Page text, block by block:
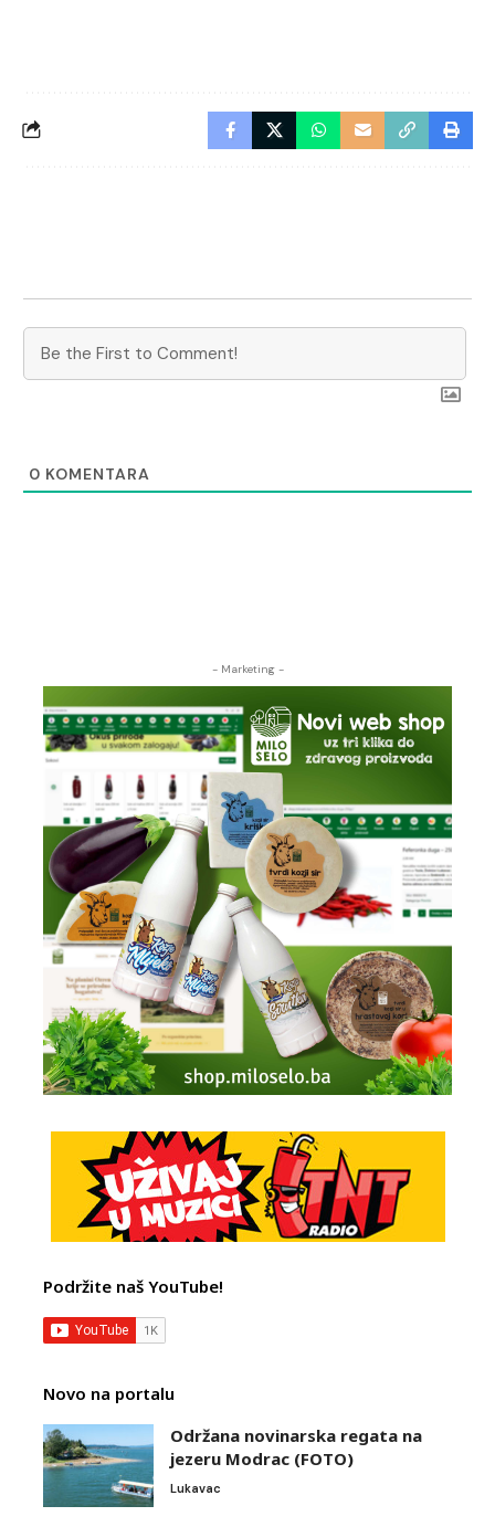
0 KOMENTARA
- Marketing -
Podržite naš YouTube!
Novo na portalu
Održana novinarska regata na
jezeru Modrac (FOTO)
Lukavac